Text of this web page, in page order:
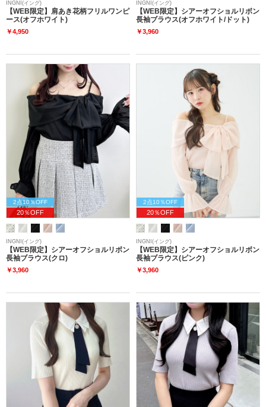
INGNI(イング)
【WEB限定】肩あき花柄フリルワンピ
ース(オフホワイト)
￥4,950
INGNI(イング)
【WEB限定】シアーオフショルリボン
長袖ブラウス(オフホワイト/ドット)
￥3,960
2点10％OFF
20％OFF
INGNI(イング)
【WEB限定】シアーオフショルリボン
長袖ブラウス(クロ)
￥3,960
2点10％OFF
20％OFF
INGNI(イング)
【WEB限定】シアーオフショルリボン
長袖ブラウス(ピンク)
￥3,960